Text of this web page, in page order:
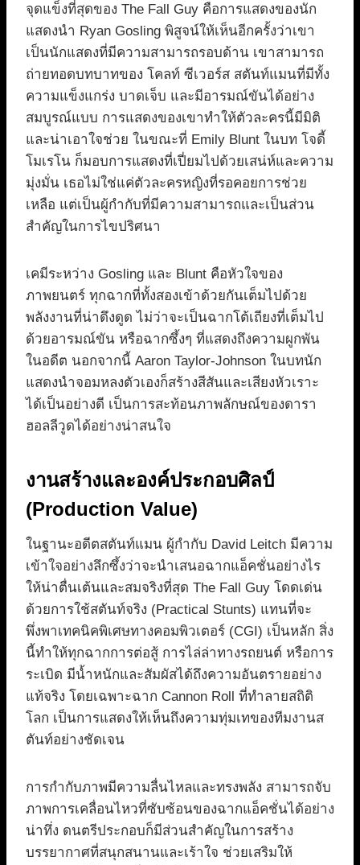
จุดแข็งที่สุดของ The Fall Guy คือการแสดงของนัก
แสดงนำ Ryan Gosling พิสูจน์ให้เห็นอีกครั้งว่าเขา
เป็นนักแสดงที่มีความสามารถรอบด้าน เขาสามารถ
ถ่ายทอดบทบาทของ โคลท์ ซีเวอร์ส สตันท์แมนที่มีทั้ง
ความแข็งแกร่ง บาดเจ็บ และมีอารมณ์ขันได้อย่าง
สมบูรณ์แบบ การแสดงของเขาทำให้ตัวละครนี้มีมิติ
และน่าเอาใจช่วย ในขณะที่ Emily Blunt ในบท โจดี้
โมเรโน ก็มอบการแสดงที่เปี่ยมไปด้วยเสน่ห์และความ
มุ่งมั่น เธอไม่ใช่แค่ตัวละครหญิงที่รอคอยการช่วย
เหลือ แต่เป็นผู้กำกับที่มีความสามารถและเป็นส่วน
สำคัญในการไขปริศนา
เคมีระหว่าง Gosling และ Blunt คือหัวใจของ
ภาพยนตร์ ทุกฉากที่ทั้งสองเข้าด้วยกันเต็มไปด้วย
พลังงานที่น่าดึงดูด ไม่ว่าจะเป็นฉากโต้เถียงที่เต็มไป
ด้วยอารมณ์ขัน หรือฉากซึ้งๆ ที่แสดงถึงความผูกพัน
ในอดีต นอกจากนี้ Aaron Taylor-Johnson ในบทนัก
แสดงนำจอมหลงตัวเองก็สร้างสีสันและเสียงหัวเราะ
ได้เป็นอย่างดี เป็นการสะท้อนภาพลักษณ์ของดารา
ฮอลลีวูดได้อย่างน่าสนใจ
งานสร้างและองค์ประกอบศิลป์
(Production Value)
ในฐานะอดีตสตันท์แมน ผู้กำกับ David Leitch มีความ
เข้าใจอย่างลึกซึ้งว่าจะนำเสนอฉากแอ็คชั่นอย่างไร
ให้น่าตื่นเต้นและสมจริงที่สุด The Fall Guy โดดเด่น
ด้วยการใช้สตันท์จริง (Practical Stunts) แทนที่จะ
พึ่งพาเทคนิคพิเศษทางคอมพิวเตอร์ (CGI) เป็นหลัก สิ่ง
นี้ทำให้ทุกฉากการต่อสู้ การไล่ล่าทางรถยนต์ หรือการ
ระเบิด มีน้ำหนักและสัมผัสได้ถึงความอันตรายอย่าง
แท้จริง โดยเฉพาะฉาก Cannon Roll ที่ทำลายสถิติ
โลก เป็นการแสดงให้เห็นถึงความทุ่มเทของทีมงานส
ตันท์อย่างชัดเจน
การกำกับภาพมีความลื่นไหลและทรงพลัง สามารถจับ
ภาพการเคลื่อนไหวที่ซับซ้อนของฉากแอ็คชั่นได้อย่าง
น่าทึ่ง ดนตรีประกอบก็มีส่วนสำคัญในการสร้าง
บรรยากาศที่สนุกสนานและเร้าใจ ช่วยเสริมให้